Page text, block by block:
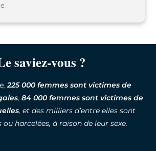
saviez-vous ?
225 000 femmes sont victimes de
, 84 000 femmes sont victimes de
, et des milliers d’entre elles sont
harcelées, à raison de leur sexe.